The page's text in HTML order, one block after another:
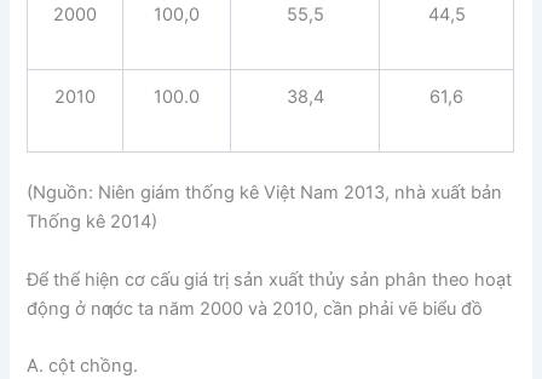
2000 100,0 55,5 44,5
2010 100.0 38,4 61,6
(Nguồn: Niên giám thống kê Việt Nam 2013, nhà xuất bản
Thống kê 2014)
Để thể hiện cơ cấu giá trị sản xuất thủy sản phân theo hoạt
động ở nƣớc ta năm 2000 và 2010, cần phải vẽ biểu đồ
A. cột chồng.